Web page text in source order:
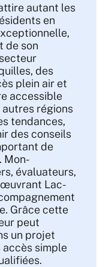
autant les
en
de son
des
plein air et
accessible
régions
tendances,
des conseils
de
Mon-
évaluateurs,
Lac-
Grâce cette
peut
un projet
accès simple